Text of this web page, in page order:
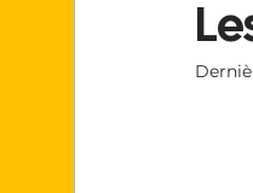
La vie du